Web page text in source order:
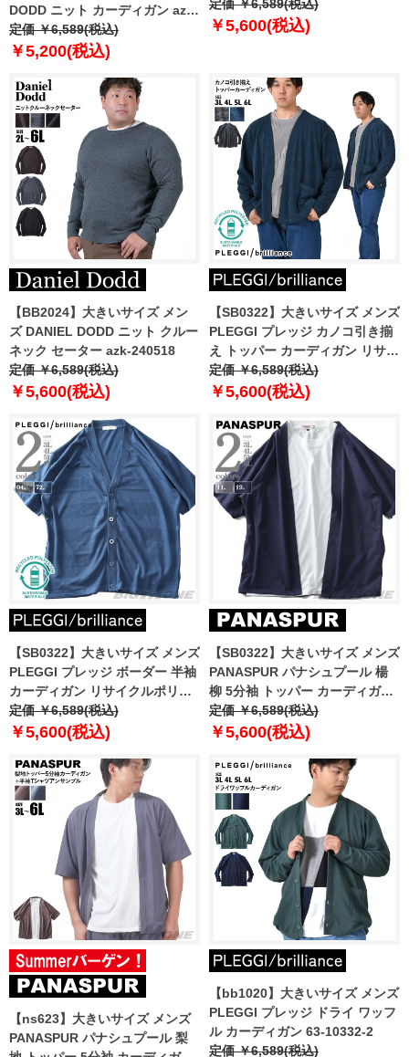
DODD ニット カーディガン azk-
210525
定価 ￥6,589(税込)
￥5,200(税込)
定価 ￥6,589(税込)
￥5,600(税込)
【BB2024】大きいサイズ メン
ズ DANIEL DODD ニット クルー
ネック セーター azk-240518
定価 ￥6,589(税込)
￥5,600(税込)
【SB0322】大きいサイズ メンズ
PLEGGI プレッジ カノコ引き揃
え トッパー カーディガン リサイ
クルポリエステル使用 64-
11510-2
定価 ￥6,589(税込)
￥5,600(税込)
【SB0322】大きいサイズ メンズ
PLEGGI プレッジ ボーダー 半袖
カーディガン リサイクルポリエ
ステル使用 64-43450-2
定価 ￥6,589(税込)
￥5,600(税込)
【SB0322】大きいサイズ メンズ
PANASPUR パナシュプール 楊
柳 5分袖 トッパー カーディガン
+ 半袖 Tシャツ アンサンブル
4403-627z
定価 ￥6,589(税込)
￥5,600(税込)
【ns623】大きいサイズ メンズ
PANASPUR パナシュプール 梨
【bb1020】大きいサイズ メンズ
PLEGGI プレッジ ドライ ワッフ
ル カーディガン 63-10332-2
定価 ￥6,589(税込)